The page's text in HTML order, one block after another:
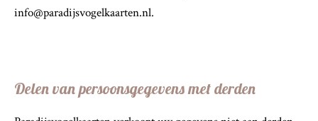
info@paradijsvogelkaarten.nl.
Delen van persoonsgegevens met derden